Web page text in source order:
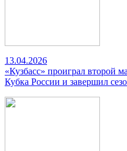
13.04.2026
«Кузбасс» проиграл второй
Кубка России и завершил